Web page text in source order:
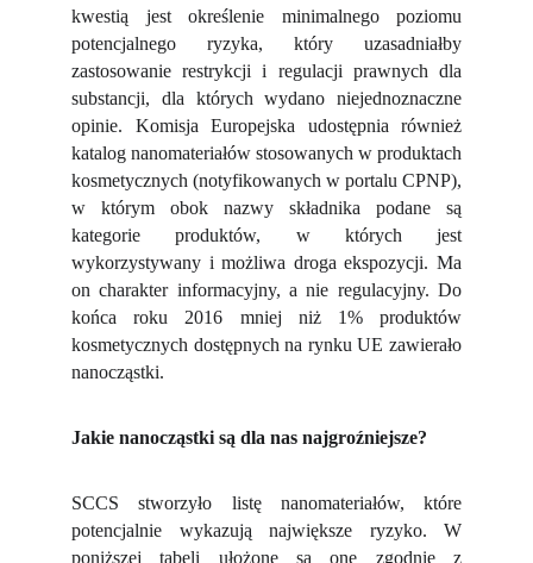
kwestią jest określenie minimalnego poziomu
potencjalnego ryzyka, który uzasadniałby
zastosowanie restrykcji i regulacji prawnych dla
substancji, dla których wydano niejednoznaczne
opinie. Komisja Europejska udostępnia również
katalog nanomateriałów stosowanych w produktach
kosmetycznych (notyfikowanych w portalu CPNP),
w którym obok nazwy składnika podane są
kategorie produktów, w których jest
wykorzystywany i możliwa droga ekspozycji. Ma
on charakter informacyjny, a nie regulacyjny. Do
końca roku 2016 mniej niż 1% produktów
kosmetycznych dostępnych na rynku UE zawierało
nanocząstki.
Jakie nanocząstki są dla nas najgroźniejsze?
SCCS stworzyło listę nanomateriałów, które
potencjalnie wykazują największe ryzyko. W
poniższej tabeli ułożone są one zgodnie z